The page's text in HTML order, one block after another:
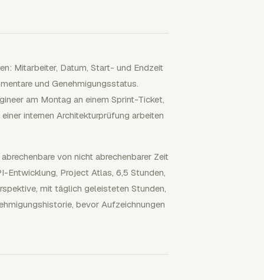
Mitarbeiter, Datum, Start- und Endzeit
und Genehmigungsstatus.
am Montag an einem Sprint-Ticket,
internen Architekturprüfung arbeiten
von nicht abrechenbarer Zeit
Entwicklung, Project Atlas, 6,5 Stunden,
mit täglich geleisteten Stunden,
bevor Aufzeichnungen